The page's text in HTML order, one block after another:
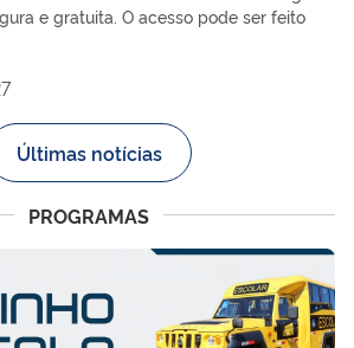
e gratuita. O acesso pode ser feito
Últimas notícias
PROGRAMAS